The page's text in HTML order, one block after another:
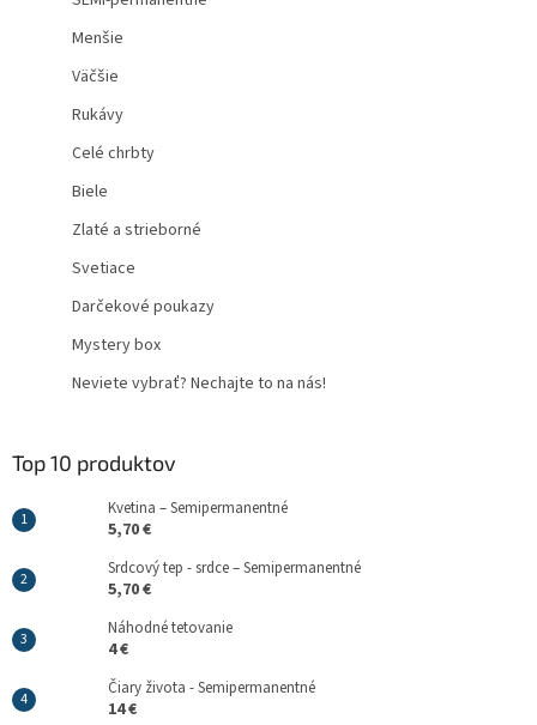
Menšie
Väčšie
Rukávy
Celé chrbty
Biele
Zlaté a strieborné
Svetiace
Darčekové poukazy
Mystery box
Neviete vybrať? Nechajte to na nás!
Top 10 produktov
Kvetina – Semipermanentné
5,70 €
Srdcový tep - srdce – Semipermanentné
5,70 €
Náhodné tetovanie
4 €
Čiary života - Semipermanentné
14 €